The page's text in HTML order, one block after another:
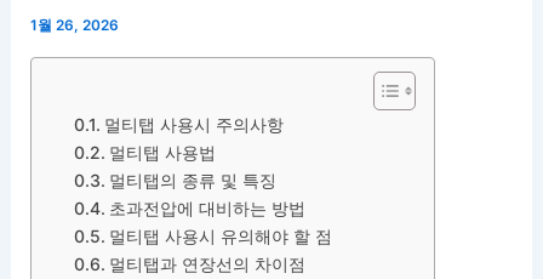
1월 26, 2026
멀티탭 사용시 주의사항
멀티탭 사용법
멀티탭의 종류 및 특징
초과전압에 대비하는 방법
멀티탭 사용시 유의해야 할 점
멀티탭과 연장선의 차이점